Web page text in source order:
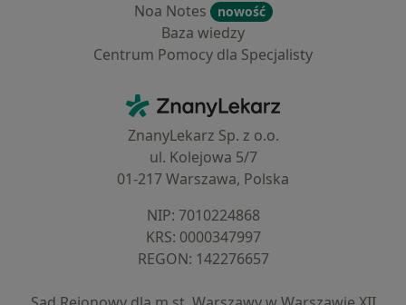
Noa Notes
nowość
Baza wiedzy
Centrum Pomocy dla Specjalisty
ZnanyLekarz - Strona główna
ZnanyLekarz Sp. z o.o.
ul. Kolejowa 5/7
01-217 Warszawa, Polska
NIP: ⁠7010224868
KRS: ⁠0000347997
REGON: ⁠142276657